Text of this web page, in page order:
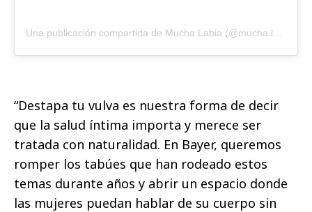
“Destapa tu vulva es nuestra forma de decir
que la salud íntima importa y merece ser
tratada con naturalidad. En Bayer, queremos
romper los tabúes que han rodeado estos
temas durante años y abrir un espacio donde
las mujeres puedan hablar de su cuerpo sin